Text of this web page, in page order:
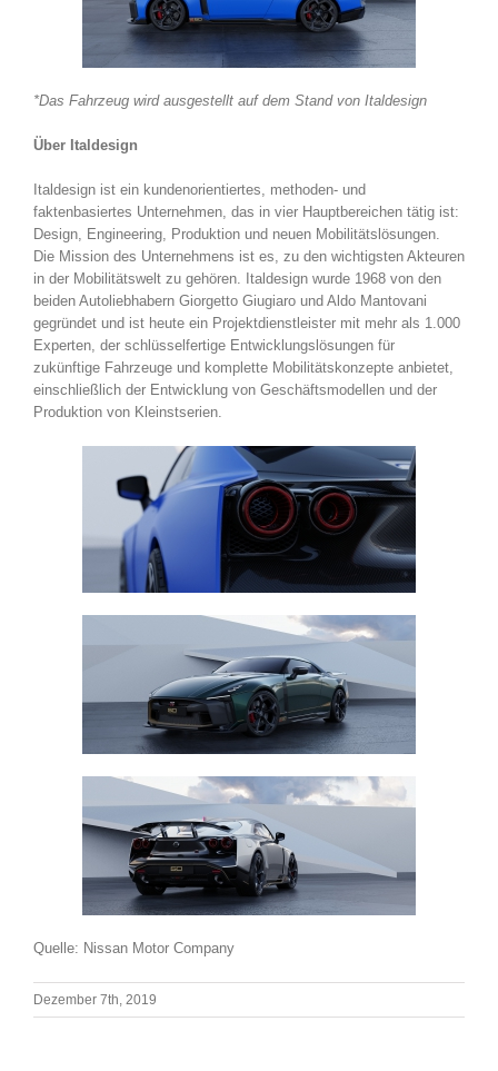
*Das Fahrzeug wird ausgestellt auf dem Stand von Italdesign
Über Italdesign
Italdesign ist ein kundenorientiertes, methoden- und
faktenbasiertes Unternehmen, das in vier Hauptbereichen tätig ist:
Design, Engineering, Produktion und neuen Mobilitätslösungen.
Die Mission des Unternehmens ist es, zu den wichtigsten Akteuren
in der Mobilitätswelt zu gehören. Italdesign wurde 1968 von den
beiden Autoliebhabern Giorgetto Giugiaro und Aldo Mantovani
gegründet und ist heute ein Projektdienstleister mit mehr als 1.000
Experten, der schlüsselfertige Entwicklungslösungen für
zukünftige Fahrzeuge und komplette Mobilitätskonzepte anbietet,
einschließlich der Entwicklung von Geschäftsmodellen und der
Produktion von Kleinstserien.
Quelle: Nissan Motor Company
Dezember 7th, 2019